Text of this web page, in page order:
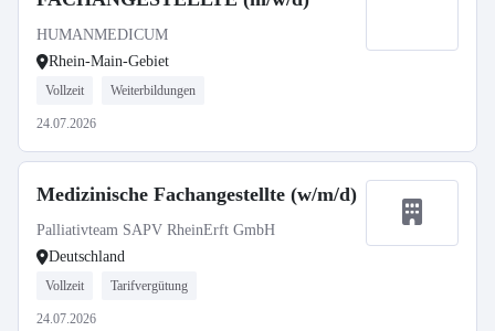
HUMANMEDICUM
Rhein-Main-Gebiet
Vollzeit Weiterbildungen
24.07.2026
Medizinische Fachangestellte (w/m/d)
Palliativteam SAPV RheinErft GmbH
Deutschland
Vollzeit Tarifvergütung
24.07.2026